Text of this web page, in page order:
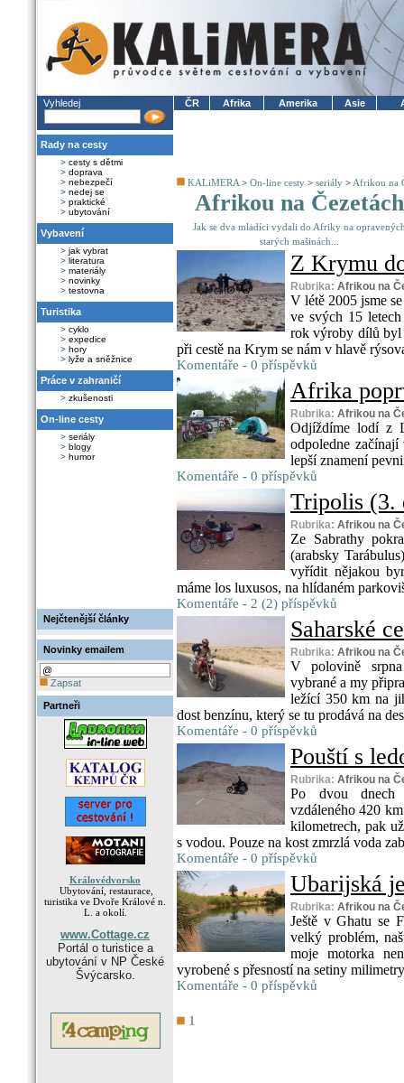
Vyhledej
Rady na cesty
> cesty s dětmi
> doprava
> nebezpečí
> nedej se
> praktické
> ubytování
Vybavení
> jak vybrat
> literatura
> materiály
> novinky
> testovna
Turistika
> cyklo
> expedice
> hory
> lyže a sněžnice
Práce v zahraničí
> zkušenosti
On-line cesty
> seriály
> blogy
> humor
Nejčtenější články
Novinky emailem
Zapsat
Partneři
Královédvorsko
Ubytování, restaurace,
turistika ve Dvoře Králové n.
L. a okolí.
www.Cottage.cz
Portál o turistice a
ubytování v NP České
Švýcarsko.
ČR Afrika Amerika Asie
KALiMERA > On-line cesty > seriály > Afrikou na
Afrikou na Čezetách
Jak se dva mladíci vydali do Afriky na
starých mašinách...
Z Krymu
Rubrika: Afrikou na
V létě 2005 jsme
ve svých 15
rok výroby dílů byl
při cestě na Krym se nám v hlavě
Komentáře - 0 příspěvků
Afrika
Rubrika: Afrikou na
Odjíždíme lodí z
odpoledne začínají
lepší znamení
Komentáře - 0 příspěvků
Tripolis (3.
Rubrika: Afrikou na
Ze Sabrathy
(arabsky
vyřídit nějakou
máme los luxusos, na hlídaném
Komentáře - 2 (2) příspěvků
Saharské
Rubrika: Afrikou na
V polovině
vybrané a my
ležící 350 km na
dost benzínu, který se tu prodává na
Komentáře - 0 příspěvků
Pouští s
Rubrika: Afrikou na
Po dvou dnech
vzdáleného 420
kilometrech, pak
s vodou. Pouze na kost zmrzlá voda
Komentáře - 0 příspěvků
Ubarijská
Rubrika: Afrikou na
Ještě v Ghatu se
velký problém,
moje motorka
vyrobené s přesností na setiny
Komentáře - 0 příspěvků
1